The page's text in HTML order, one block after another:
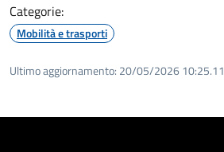
Categorie:
Mobilità e trasporti
Ultimo aggiornamento: 20/05/2026 10:25.11